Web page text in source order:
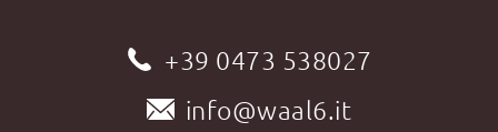
+39 0473 538027
info@waal6.it